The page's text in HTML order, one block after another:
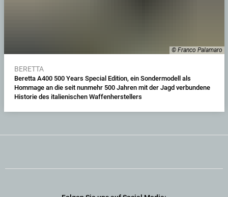
© Franco Palamaro
BERETTA
Beretta A400 500 Years Special Edition, ein Sondermodell als
Hommage an die seit nunmehr 500 Jahren mit der Jagd verbundene
Historie des italienischen Waffenherstellers